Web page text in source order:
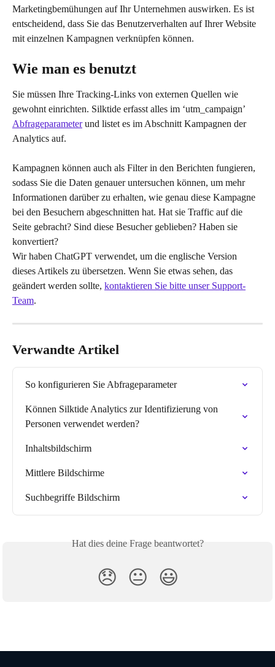
Marketingbemühungen auf Ihr Unternehmen auswirken. Es ist
entscheidend, dass Sie das Benutzerverhalten auf Ihrer Website
mit einzelnen Kampagnen verknüpfen können.
Wie man es benutzt
Sie müssen Ihre Tracking-Links von externen Quellen wie
gewohnt einrichten. Silktide erfasst alles im ‘utm_campaign’
Abfrageparameter und listet es im Abschnitt Kampagnen der
Analytics auf.
Kampagnen können auch als Filter in den Berichten fungieren,
sodass Sie die Daten genauer untersuchen können, um mehr
Informationen darüber zu erhalten, wie genau diese Kampagne
bei den Besuchern abgeschnitten hat. Hat sie Traffic auf die
Seite gebracht? Sind diese Besucher geblieben? Haben sie
konvertiert?
Wir haben ChatGPT verwendet, um die englische Version
dieses Artikels zu übersetzen. Wenn Sie etwas sehen, das
geändert werden sollte, kontaktieren Sie bitte unser Support-
Team.
Verwandte Artikel
So konfigurieren Sie Abfrageparameter
Können Silktide Analytics zur Identifizierung von
Personen verwendet werden?
Inhaltsbildschirm
Mittlere Bildschirme
Suchbegriffe Bildschirm
Hat dies deine Frage beantwortet?
😞 😐 😃